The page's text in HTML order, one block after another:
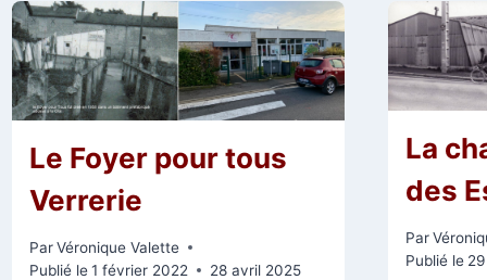
Le Foyer pour tous
Verrerie
Par Véronique Valette
Publié le 1 février 2022 28 avril 2025
La
des
Par
Publié le